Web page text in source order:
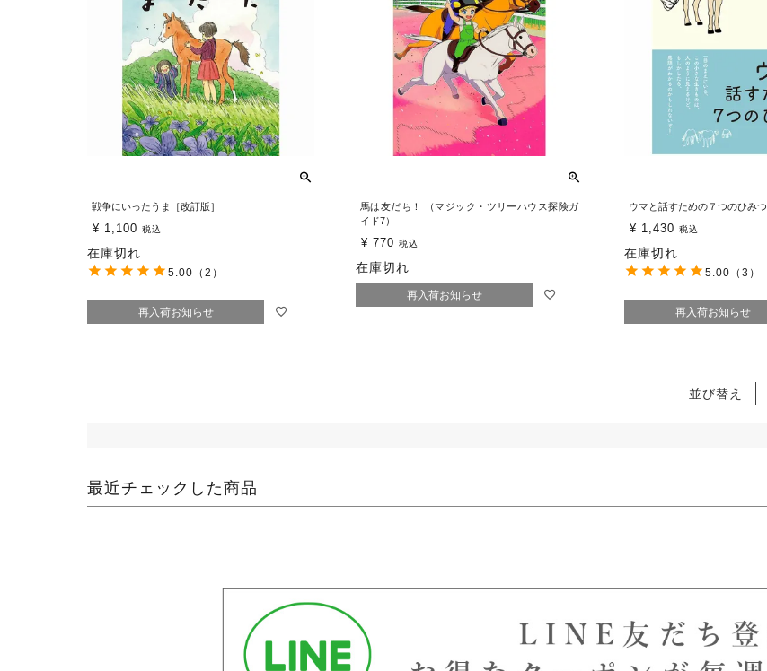
戦争にいったうま［改訂版］
¥ 1,100 税込
在庫切れ
5.00 （2）
再入荷お知らせ
馬は友だち！ （マジック・ツリーハウス探険ガ
イド7）
¥ 770 税込
在庫切れ
再入荷お知らせ
ウマと話すための７つのひみつ
¥ 1,430 税込
在庫切れ
5.00 （3）
再入荷お知らせ
並び替え
最近チェックした商品